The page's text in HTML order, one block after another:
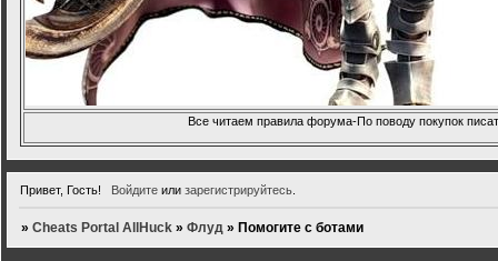
Все читаем правила форума-По поводу покупок
Привет, Гость! Войдитеили зарегистрируйтесь.
»Cheats Portal AllHuck »Флуд » Помогите с ботами